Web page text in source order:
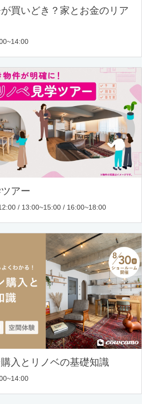
買いどき？家とお金のリア
アー
/ 13:00~15:00 / 16:00~18:00
入とリノベの基礎知識